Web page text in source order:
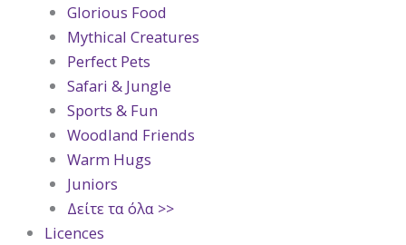
Glorious Food
Mythical Creatures
Perfect Pets
Safari & Jungle
Sports & Fun
Woodland Friends
Warm Hugs
Juniors
Δείτε τα όλα >>
Licences